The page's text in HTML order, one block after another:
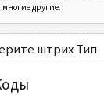
многие другие.
штрих Тип